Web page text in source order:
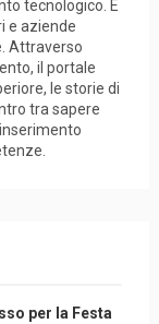
tecnologico. È
e aziende
Attraverso
il portale
le storie di
tra sapere
per la Festa